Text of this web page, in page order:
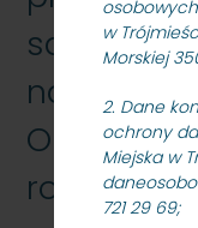
osobowych
w
Morskiej
2. Dane
ochrony
Miejska w
721 29 69;
na
Orłowo